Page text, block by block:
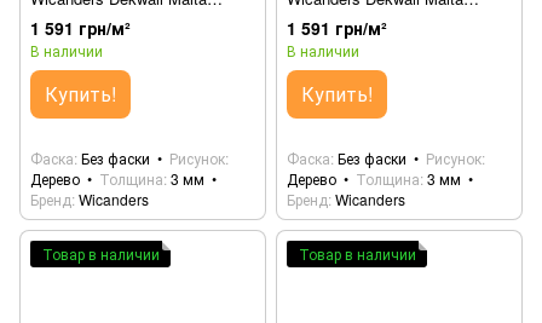
Champagne RY1M001
1 591 грн/м²
В наличии
Купить!
Фаска Без фаски
Рисунок
Дерево
Толщина 3 мм
Бренд Wicanders
Chestnut RY1L001
1 591 грн/м²
В наличии
Купить!
Фаска Без фаски
Рисунок
Дерево
Толщина 3 мм
Бренд Wicanders
Товар в наличии Товар в наличии